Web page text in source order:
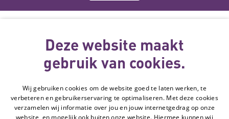
wordt gemaakt
met subsidie
van
Volg de Hulpmiddelenwijzer: Ga naar de
Deze website maakt
gebruik van cookies.
Wij gebruiken cookies om de website goed te laten werken, te
verbeteren en gebruikerservaring te optimaliseren. Met deze cookies
verzamelen wij informatie over jou en jouw internetgedrag op onze
website, en mogelijk ook buiten onze website. Hiermee kunnen wij